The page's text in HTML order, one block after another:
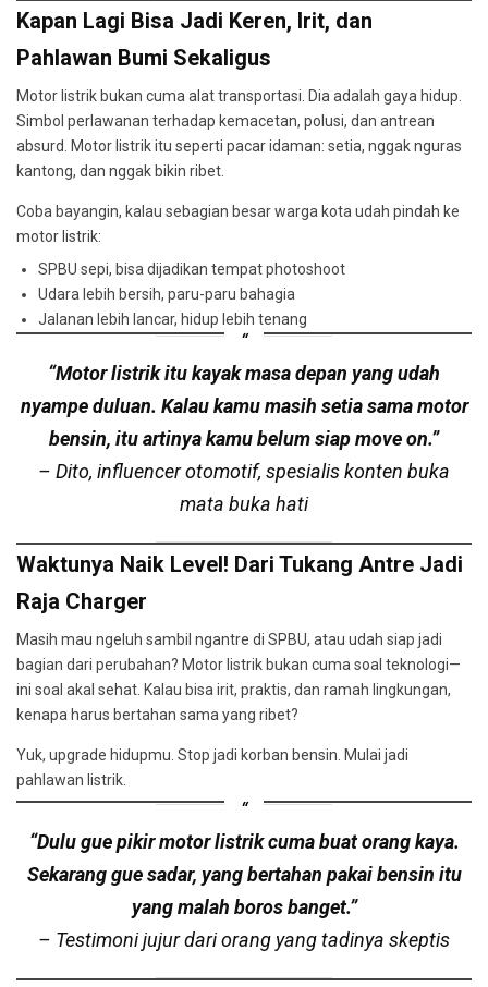
Kapan Lagi Bisa Jadi Keren, Irit, dan
Pahlawan Bumi Sekaligus
Motor listrik bukan cuma alat transportasi. Dia adalah gaya hidup.
Simbol perlawanan terhadap kemacetan, polusi, dan antrean
absurd. Motor listrik itu seperti pacar idaman: setia, nggak nguras
kantong, dan nggak bikin ribet.
Coba bayangin, kalau sebagian besar warga kota udah pindah ke
motor listrik:
SPBU sepi, bisa dijadikan tempat photoshoot
Udara lebih bersih, paru-paru bahagia
Jalanan lebih lancar, hidup lebih tenang
“Motor listrik itu kayak masa depan yang udah
nyampe duluan. Kalau kamu masih setia sama motor
bensin, itu artinya kamu belum siap move on.”
– Dito, influencer otomotif, spesialis konten buka
mata buka hati
Waktunya Naik Level! Dari Tukang Antre Jadi
Raja Charger
Masih mau ngeluh sambil ngantre di SPBU, atau udah siap jadi
bagian dari perubahan? Motor listrik bukan cuma soal teknologi—
ini soal akal sehat. Kalau bisa irit, praktis, dan ramah lingkungan,
kenapa harus bertahan sama yang ribet?
Yuk, upgrade hidupmu. Stop jadi korban bensin. Mulai jadi
pahlawan listrik.
“Dulu gue pikir motor listrik cuma buat orang kaya.
Sekarang gue sadar, yang bertahan pakai bensin itu
yang malah boros banget.”
– Testimoni jujur dari orang yang tadinya skeptis